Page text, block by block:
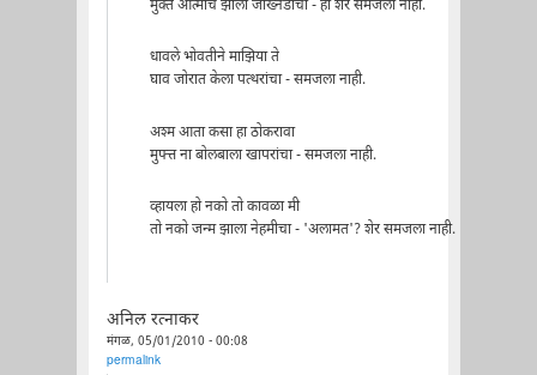
मुक्त आत्माच झाला जोख्नडांचा - हा शेर समजला नाही.
धावले भोवतीने माझिया ते
घाव जोरात केला पत्थरांचा - समजला नाही.
अश्म आता कसा हा ठोकरावा
मुफ्त्त ना बोलबाला खापरांचा - समजला नाही.
व्हायला हो नको तो कावळा मी
तो नको जन्म झाला नेहमीचा - 'अलामत'? शेर समजला नाही.
अनिल रत्नाकर
मंगळ, 05/01/2010 - 00:08
permalink